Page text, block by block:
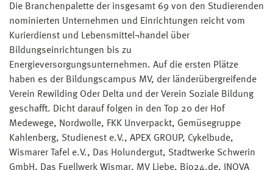
Die Branchenpalette der insgesamt 69 von den Studierenden
nominierten Unternehmen und Einrichtungen reicht vom
Kurierdienst und Lebensmittel¬handel über
Bildungseinrichtungen bis zu
Energieversorgungsunternehmen. Auf die ersten Plätze
haben es der Bildungscampus MV, der länderübergreifende
Verein Rewilding Oder Delta und der Verein Soziale Bildung
geschafft. Dicht darauf folgen in den Top 20 der Hof
Medewege, Nordwolle, FKK Unverpackt, Gemüsegruppe
Kahlenberg, Studienest e.V., APEX GROUP, Cykelbude,
Wismarer Tafel e.V., Das Holundergut, Stadtwerke Schwerin
GmbH, Das Fuellwerk Wismar, MV Liebe, Bio24.de, INOVA